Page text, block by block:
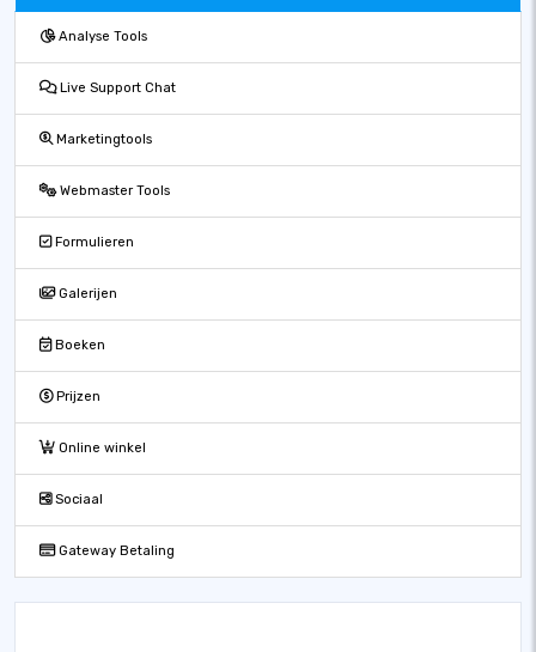
Analyse Tools
Live Support Chat
Marketingtools
Webmaster Tools
Formulieren
Galerijen
Boeken
Prijzen
Online winkel
Sociaal
Gateway Betaling